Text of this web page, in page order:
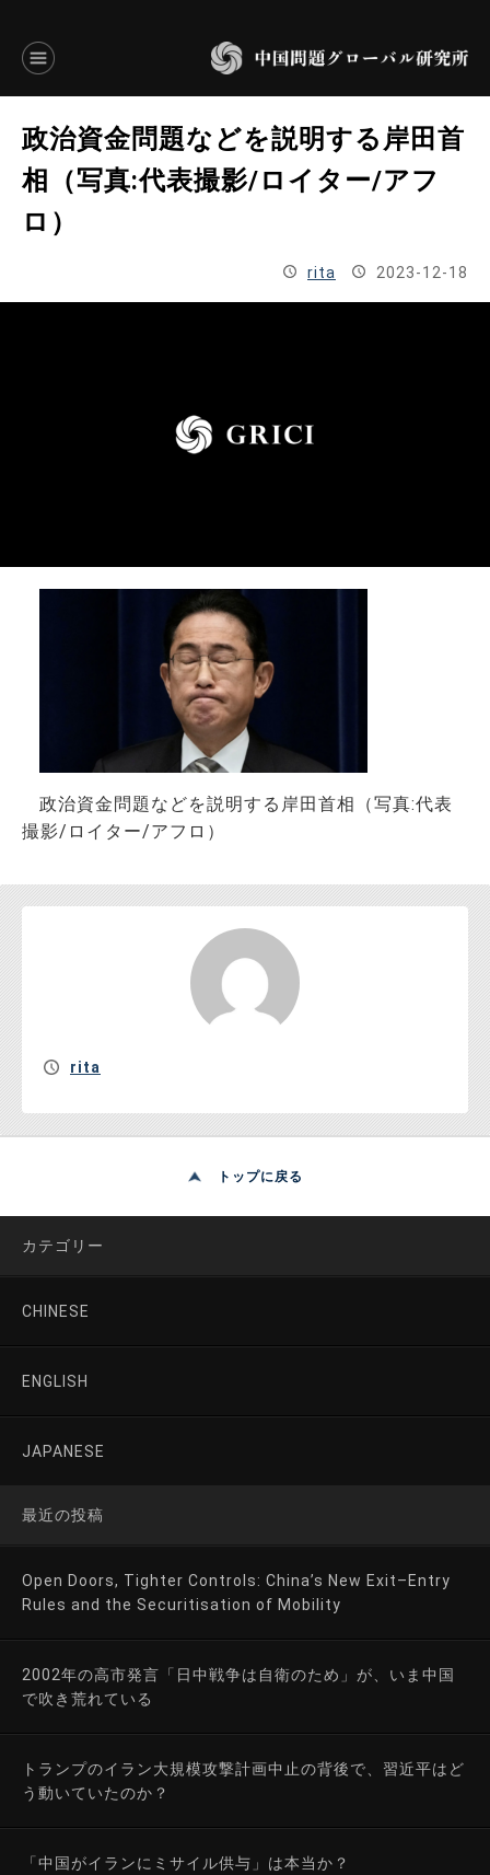
言語別アーカイブ
ENGLISH
JAPANESE
政治資金問題などを説明する岸田首
相（写真:代表撮影/ロイター/アフ
ロ）
rita 2023-12-18
政治資金問題などを説明する岸田首相（写真:代表
撮影/ロイター/アフロ）
rita
トップに戻る
カテゴリー
CHINESE
ENGLISH
JAPANESE
最近の投稿
Open Doors, Tighter Controls: China’s New Exit–Entry
Rules and the Securitisation of Mobility
2002年の高市発言「日中戦争は自衛のため」が、いま中国
で吹き荒れている
トランプのイラン大規模攻撃計画中止の背後で、習近平はど
う動いていたのか？
「中国がイランにミサイル供与」は本当か？